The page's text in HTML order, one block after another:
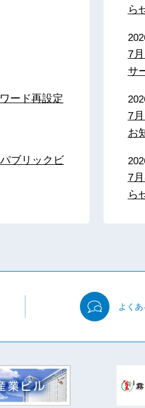
ード再設定
ブリックビ
ら
7
サ
7
お
7
ら
よくあ